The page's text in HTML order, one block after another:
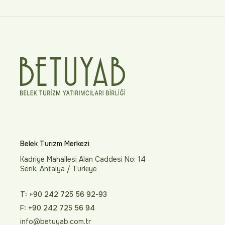
Belek Turizm Merkezi
Kadriye Mahallesi Alan Caddesi No: 14
Serik, Antalya / Türkiye
T: +90 242 725 56 92-93
F: +90 242 725 56 94
info@betuyab.com.tr